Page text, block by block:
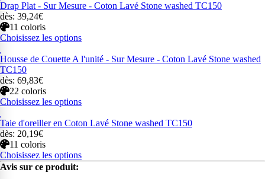
Drap Plat - Sur Mesure - Coton Lavé Stone washed TC150
dès: 39,24€
11 coloris
Choisissez les options
Housse de Couette A l'unité - Sur Mesure - Coton Lavé Stone washed
TC150
dès: 69,83€
22 coloris
Choisissez les options
Taie d'oreiller en Coton Lavé Stone washed TC150
dès: 20,19€
11 coloris
Choisissez les options
Avis sur ce produit: